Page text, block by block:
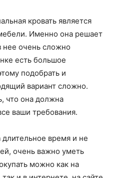
все
о
нем
кровать является
Именно она решает
нее очень сложно
есть большое
подобрать и
вариант сложно.
что она должна
ваши требования.
время и не
очень важно уметь
можно как на